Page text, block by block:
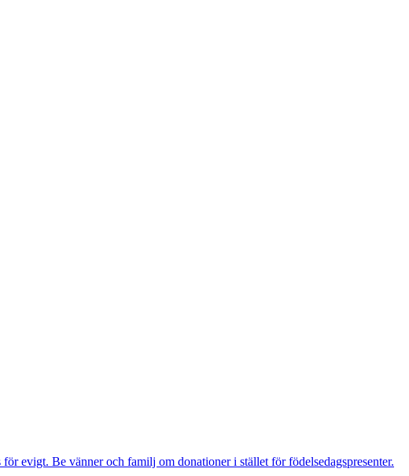
evigt. Be vänner och familj om donationer i stället för födelsedagspresenter.